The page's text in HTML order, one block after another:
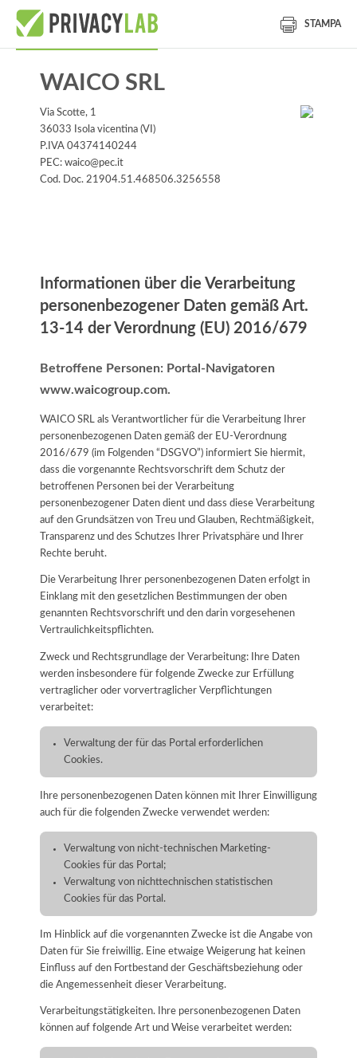
STAMPA
WAICO SRL
Via Scotte, 1
36033 Isola vicentina (VI)
P.IVA 04374140244
PEC: waico@pec.it
Cod. Doc. 21904.51.468506.3256558
Informationen über die Verarbeitung
personenbezogener Daten gemäß Art.
13-14 der Verordnung (EU) 2016/679
Betroffene Personen: Portal-Navigatoren
www.waicogroup.com.
WAICO SRL als Verantwortlicher für die Verarbeitung Ihrer
personenbezogenen Daten gemäß der EU-Verordnung
2016/679 (im Folgenden “DSGVO”) informiert Sie hiermit,
dass die vorgenannte Rechtsvorschrift dem Schutz der
betroffenen Personen bei der Verarbeitung
personenbezogener Daten dient und dass diese Verarbeitung
auf den Grundsätzen von Treu und Glauben, Rechtmäßigkeit,
Transparenz und des Schutzes Ihrer Privatsphäre und Ihrer
Rechte beruht.
Die Verarbeitung Ihrer personenbezogenen Daten erfolgt in
Einklang mit den gesetzlichen Bestimmungen der oben
genannten Rechtsvorschrift und den darin vorgesehenen
Vertraulichkeitspflichten.
Zweck und Rechtsgrundlage der Verarbeitung: Ihre Daten
werden insbesondere für folgende Zwecke zur Erfüllung
vertraglicher oder vorvertraglicher Verpflichtungen
verarbeitet:
Verwaltung der für das Portal erforderlichen
Cookies.
Ihre personenbezogenen Daten können mit Ihrer Einwilligung
auch für die folgenden Zwecke verwendet werden:
Verwaltung von nicht-technischen Marketing-
Cookies für das Portal;
Verwaltung von nichttechnischen statistischen
Cookies für das Portal.
Im Hinblick auf die vorgenannten Zwecke ist die Angabe von
Daten für Sie freiwillig. Eine etwaige Weigerung hat keinen
Einfluss auf den Fortbestand der Geschäftsbeziehung oder
die Angemessenheit dieser Verarbeitung.
Verarbeitungstätigkeiten. Ihre personenbezogenen Daten
können auf folgende Art und Weise verarbeitet werden: